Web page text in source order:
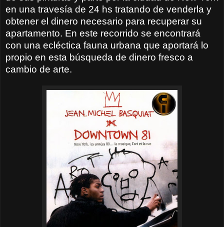
en una travesía de 24 hs tratando de venderla y
obtener el dinero necesario para recuperar su
apartamento. En este recorrido se encontrará
con una ecléctica fauna urbana que aportará lo
propio en esta búsqueda de dinero fresco a
cambio de arte.